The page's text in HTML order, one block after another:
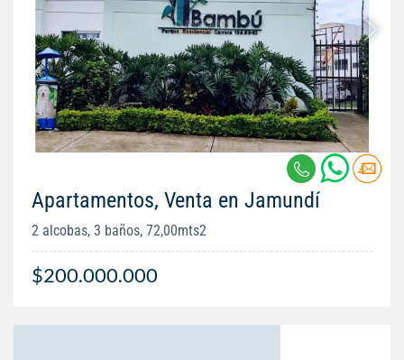
Apartamentos, Venta en Jamundí
2 alcobas, 3 baños, 72,00mts2
$200.000.000